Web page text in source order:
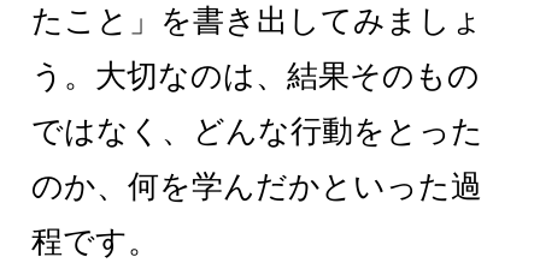
たこと」を書き出してみましょ
う。大切なのは、結果そのもの
ではなく、どんな行動をとった
のか、何を学んだかといった過
程です。